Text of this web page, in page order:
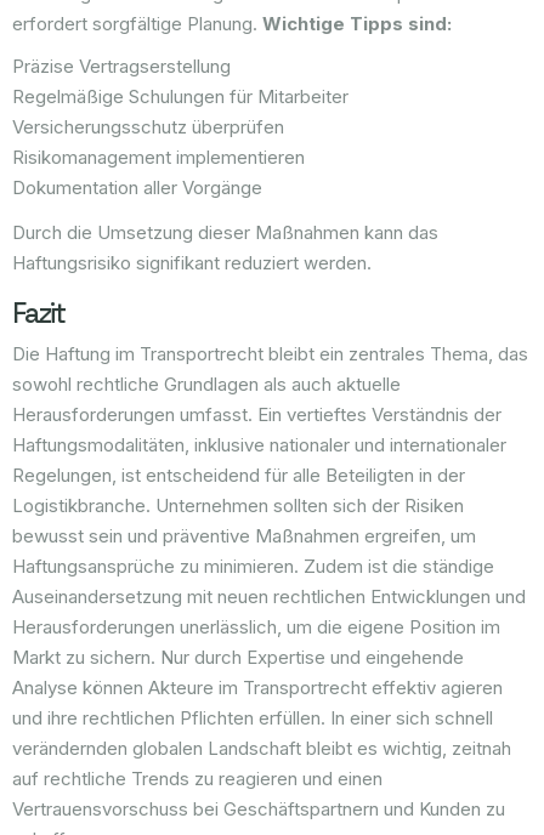
erfordert sorgfältige Planung. Wichtige Tipps sind:
Präzise Vertragserstellung
Regelmäßige Schulungen für Mitarbeiter
Versicherungsschutz überprüfen
Risikomanagement implementieren
Dokumentation aller Vorgänge
Durch die Umsetzung dieser Maßnahmen kann das
Haftungsrisiko signifikant reduziert werden.
Fazit
Die Haftung im Transportrecht bleibt ein zentrales Thema, das
sowohl rechtliche Grundlagen als auch aktuelle
Herausforderungen umfasst. Ein vertieftes Verständnis der
Haftungsmodalitäten, inklusive nationaler und internationaler
Regelungen, ist entscheidend für alle Beteiligten in der
Logistikbranche. Unternehmen sollten sich der Risiken
bewusst sein und präventive Maßnahmen ergreifen, um
Haftungsansprüche zu minimieren. Zudem ist die ständige
Auseinandersetzung mit neuen rechtlichen Entwicklungen und
Herausforderungen unerlässlich, um die eigene Position im
Markt zu sichern. Nur durch Expertise und eingehende
Analyse können Akteure im Transportrecht effektiv agieren
und ihre rechtlichen Pflichten erfüllen. In einer sich schnell
verändernden globalen Landschaft bleibt es wichtig, zeitnah
auf rechtliche Trends zu reagieren und einen
Vertrauensvorschuss bei Geschäftspartnern und Kunden zu